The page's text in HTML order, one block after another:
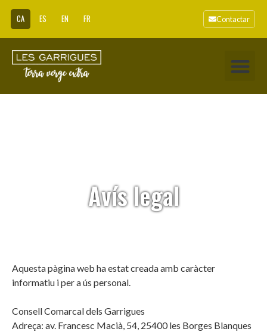
CA ES EN FR Contactar
Avís legal
Aquesta pàgina web ha estat creada amb caràcter
informatiu i per a ús personal.
Consell Comarcal dels Garrigues
Adreça: av. Francesc Macià, 54, 25400 les Borges Blanques